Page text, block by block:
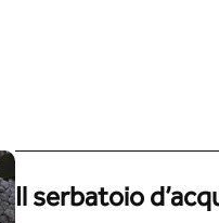
Il serbatoio